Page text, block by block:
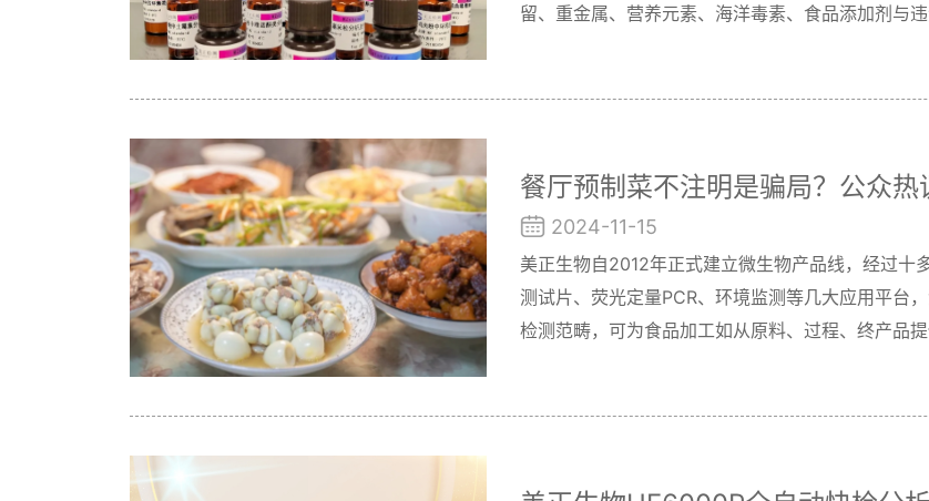
留、重金属、营养元素、海洋毒素、食品添加剂与违
餐厅预制菜不注明是骗局？公众热
2024-11-15
美正生物自2012年正式建立微生物产品线，经过十
测试片、荧光定量PCR、环境监测等几大应用平台
检测范畴，可为食品加工如从原料、过程、终产品